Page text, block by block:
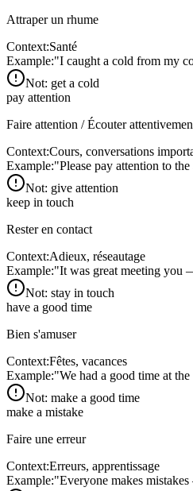
Attraper un rhume
Context:Santé
Example:"I caught a cold from my
Not: get a cold
pay attention
Faire attention / Écouter
Context:Cours, conversations
Example:"Please pay attention to
Not: give attention
keep in touch
Rester en contact
Context:Adieux, réseautage
Example:"It was great meeting you
Not: stay in touch
have a good time
Bien s'amuser
Context:Fêtes, vacances
Example:"We had a good time at
Not: make a good time
make a mistake
Faire une erreur
Context:Erreurs, apprentissage
Example:"Everyone makes